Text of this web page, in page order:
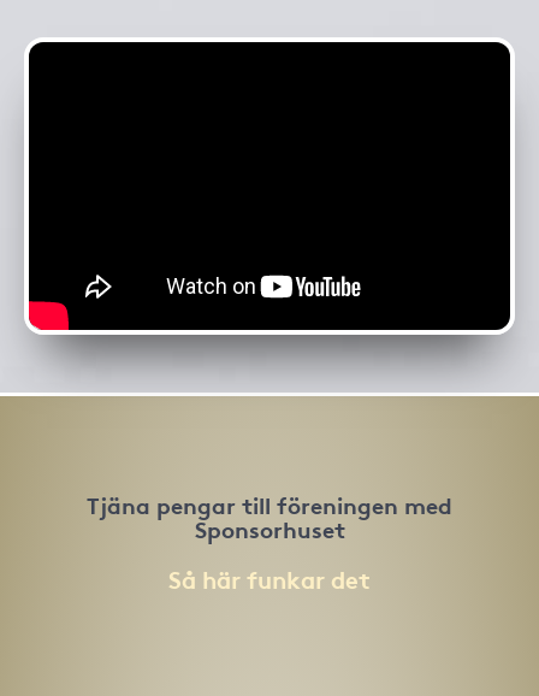
Tjäna pengar till föreningen med
Sponsorhuset
Så här funkar det